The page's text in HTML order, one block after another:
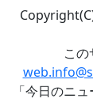
こ
「今日のニ